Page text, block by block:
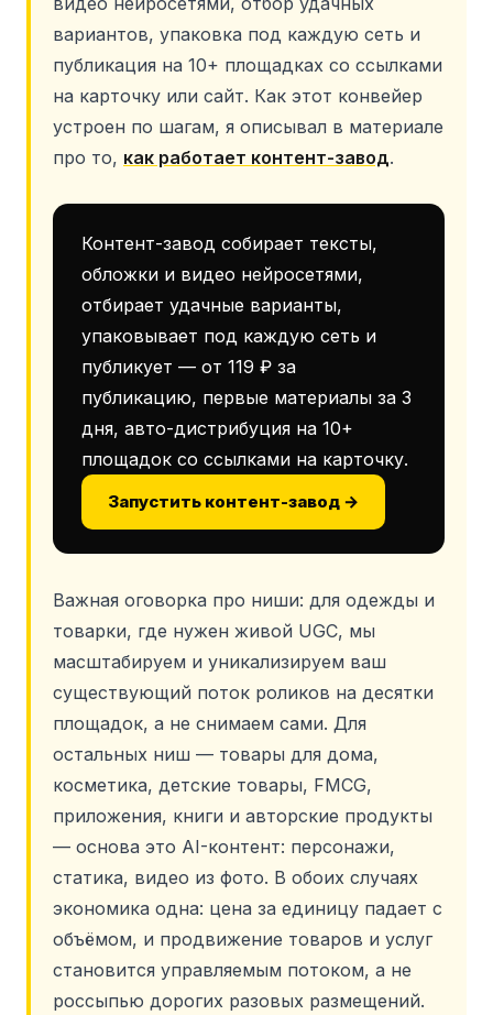
вариантов, упаковка под каждую сеть и
публикация на 10+ площадках со ссылками
на карточку или сайт. Как этот конвейер
устроен по шагам, я описывал в материале
про то, как работает контент-завод.
Контент-завод собирает тексты,
обложки и видео нейросетями,
отбирает удачные варианты,
упаковывает под каждую сеть и
публикует — от 119 ₽ за
публикацию, первые материалы за 3
дня, авто-дистрибуция на 10+
площадок со ссылками на карточку.
Запустить контент-завод →
Важная оговорка про ниши: для одежды и
товарки, где нужен живой UGC, мы
масштабируем и уникализируем ваш
существующий поток роликов на десятки
площадок, а не снимаем сами. Для
остальных ниш — товары для дома,
косметика, детские товары, FMCG,
приложения, книги и авторские продукты
— основа это AI-контент: персонажи,
статика, видео из фото. В обоих случаях
экономика одна: цена за единицу падает с
объёмом, и продвижение товаров и услуг
становится управляемым потоком, а не
россыпью дорогих разовых размещений.